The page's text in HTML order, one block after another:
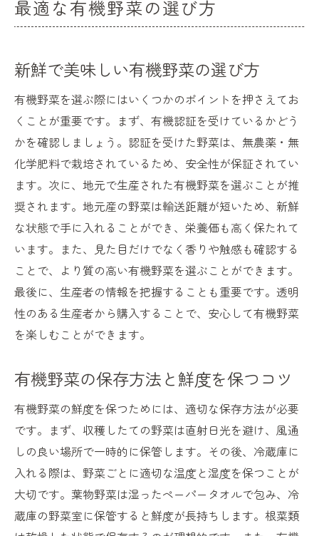
最適な有機野菜の選び方
新鮮で美味しい有機野菜の選び方
有機野菜を選ぶ際にはいくつかのポイントを押さえてお
くことが重要です。まず、有機認証を受けているかどう
かを確認しましょう。認証を受けた野菜は、無農薬・無
化学肥料で栽培されているため、安全性が保証されてい
ます。次に、地元で生産された有機野菜を選ぶことが推
奨されます。地元産の野菜は輸送距離が短いため、新鮮
な状態で手に入れることができ、栄養価も高く保たれて
います。また、見た目だけでなく香りや触感も確認する
ことで、より質の高い有機野菜を選ぶことができます。
最後に、生産者の情報を把握することも重要です。透明
性のある生産者から購入することで、安心して有機野菜
を楽しむことができます。
有機野菜の保存方法と鮮度を保つコツ
有機野菜の鮮度を保つためには、適切な保存方法が必要
です。まず、収穫したての野菜は直射日光を避け、風通
しの良い場所で一時的に保管します。その後、冷蔵庫に
入れる際は、野菜ごとに適切な温度と湿度を保つことが
大切です。葉物野菜は湿ったペーパータオルで包み、冷
蔵庫の野菜室に保管すると鮮度が長持ちします。根菜類